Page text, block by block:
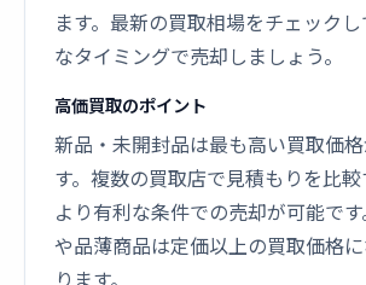
ます。最新の買取相場をチェック
なタイミングで売却しましょう。
高価買取のポイント
新品・未開封品は最も高い買取価
す。複数の買取店で見積もりを比較
より有利な条件での売却が可能で
や品薄商品は定価以上の買取価格
ります。